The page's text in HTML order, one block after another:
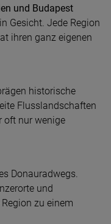
und Budapest
Gesicht. Jede Region
ihren ganz eigenen
historische
Flusslandschaften
oft nur wenige
Donauradwegs.
und
zu einem